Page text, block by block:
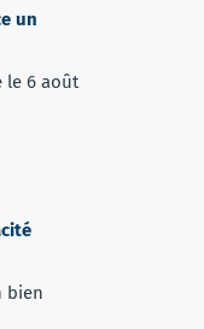
un
le 6 août
bien